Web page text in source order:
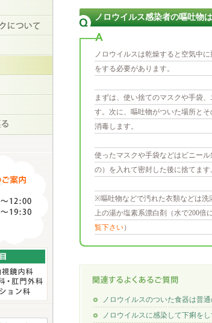
ノロウイルス感染者の嘔吐物
ノロウイルスは乾燥すると空気中
をする必要があります。
まずは、使い捨てのマスクや手袋
す。次に、嘔吐物がついた場所と
消毒します。
使ったマスクや手袋などはビニー
の）を入れて密封した後に捨てま
※嘔吐物などで汚れた衣類などは洗
上の湯か塩素系漂白剤（水で200倍
覧下さい）
ノロウイルスのついた食器は普
ノロウイルスに感染して下痢を